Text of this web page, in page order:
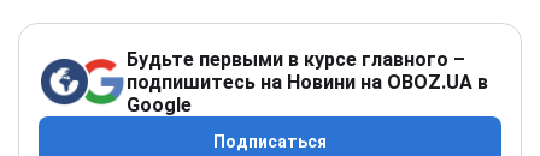
Будьте первыми в курсе главного –
подпишитесь на Новини на OBOZ.UA в
Google
Подписаться